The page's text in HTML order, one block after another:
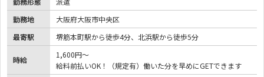
勤務地
大阪府大阪市中央区
最寄駅
堺筋本町駅から徒歩4分、北浜駅から徒歩5分
時給
1,600円～
給料前払いOK！（規定有）働いた分を早めにGETできます